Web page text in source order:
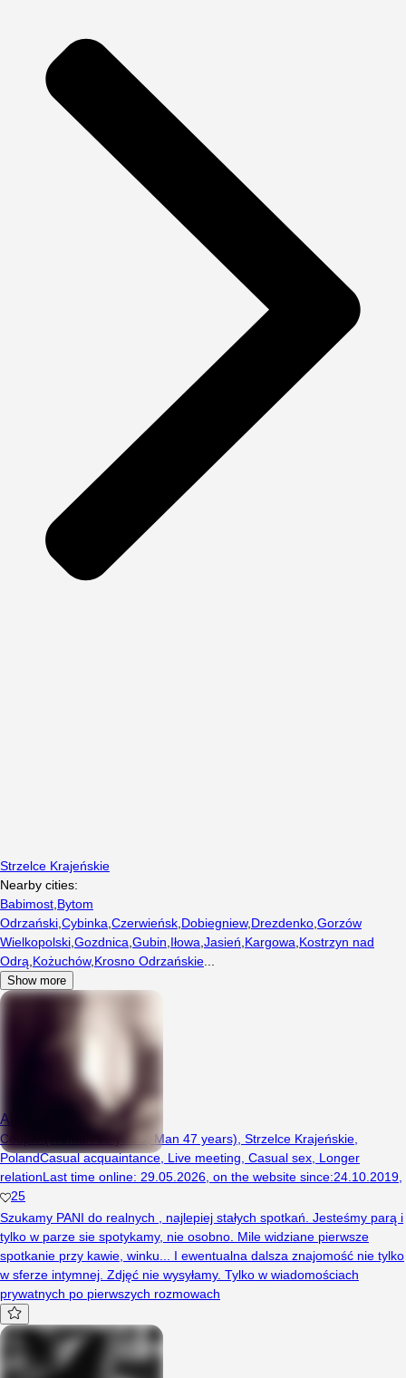
Strzelce Krajeńskie
Nearby cities:
Babimost Bytom
Odrzański Cybinka Czerwieńsk Dobiegniew, Drezdenko Gorzów
Wielkopolski Gozdnica Gubin Iłowa Jasień Kargowa Kostrzyn nad
Odrą Kożuchów, Krosno Odrzańskie
Show more
Aiszag74
Couple (Woman 52 years, Man 47 years), Strzelce Krajeńskie,
PolandCasual acquaintance Live meeting Casual sex Longer
relationLast time online: 29.05.2026 on the website since:24.10.2019
25
Szukamy PANI do realnych , najlepiej stałych spotkań. Jesteśmy parą i
tylko w parze sie spotykamy, nie osobno. Mile widziane pierwsze
spotkanie przy kawie, winku... I ewentualna dalsza znajomość nie tylko
w sferze intymnej. Zdjęć nie wysyłamy. Tylko w wiadomościach
prywatnych po pierwszych rozmowach